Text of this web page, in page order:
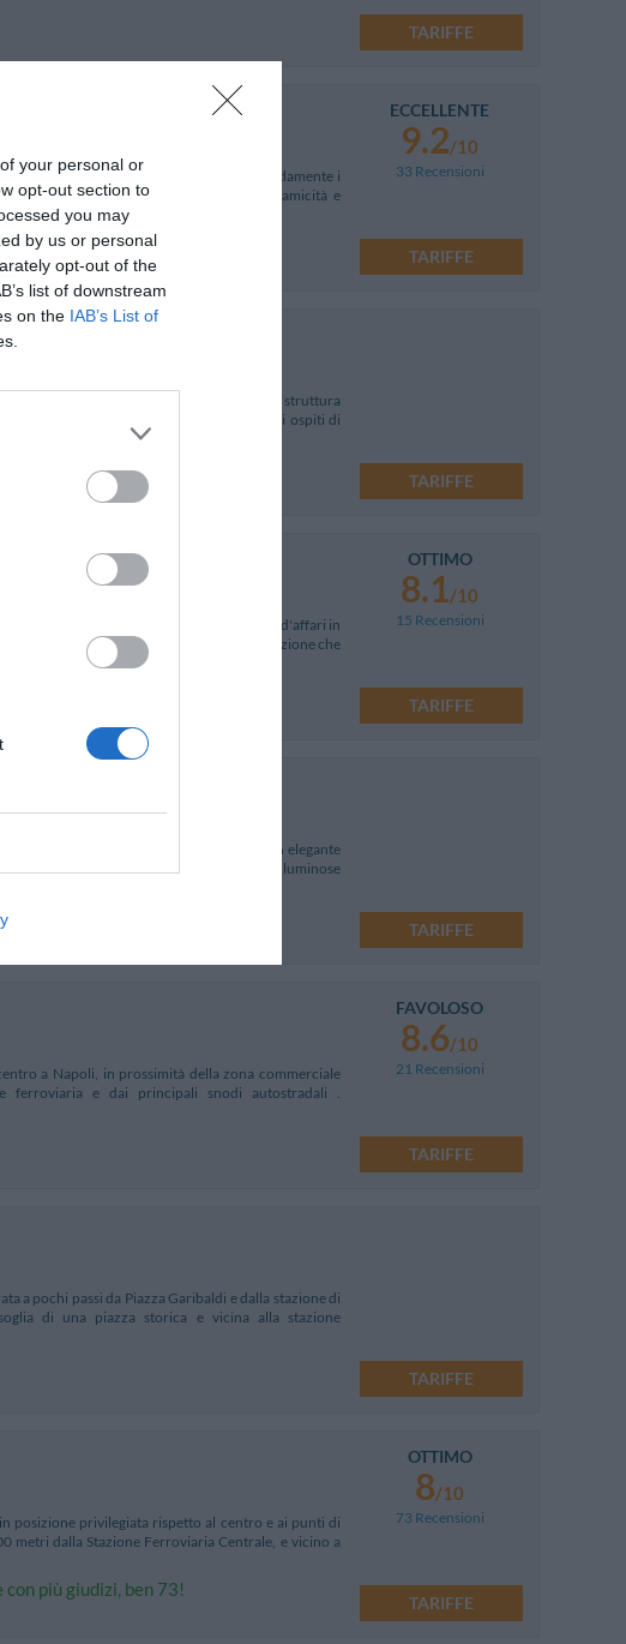
your personal or
opt-out section to
you may
by us or personal
opt-out of the
list of downstream
on the IAB’s List of
TARIFFE
un'ottima base per raggiungere comodamente i
2005, si caratterizza per la dinamicità e
ECCELLENTE
9.2/10
33 Recensioni
TARIFFE
dell'arte, l'Art Street Hotel è una piccola struttura
La sua posizione favorevole permette agli ospiti di
TARIFFE
Napoli, ideale per piacevoli viaggi turistici e d'affari in
è arricchito da un comfort di nuova generazione che
OTTIMO
8.1/10
15 Recensioni
TARIFFE
nel centro storico della città di Napoli in un elegante
affrescata e dispone di spaziose e luminose
TARIFFE
a Napoli, in prossimità della zona commerciale
ferroviaria e dai principali snodi autostradali .
FAVOLOSO
8.6/10
21 Recensioni
TARIFFE
a pochi passi da Piazza Garibaldi e dalla stazione di
di una piazza storica e vicina alla stazione
TARIFFE
posizione privilegiata rispetto al centro e ai punti di
metri dalla Stazione Ferroviaria Centrale, e vicino a
più giudizi, ben 73!
OTTIMO
8/10
73 Recensioni
TARIFFE